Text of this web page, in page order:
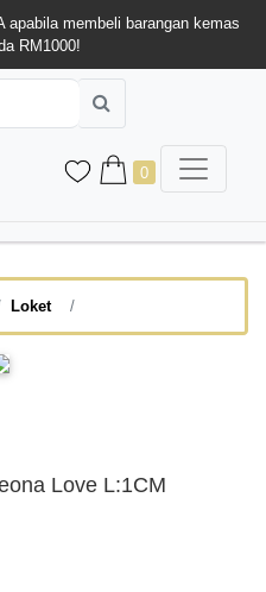
apabila membeli barangan kemas
RM1000!
0
Loket
Love L:1CM